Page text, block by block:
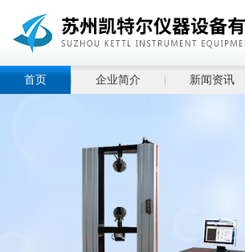
首页 企业简介 新闻资讯